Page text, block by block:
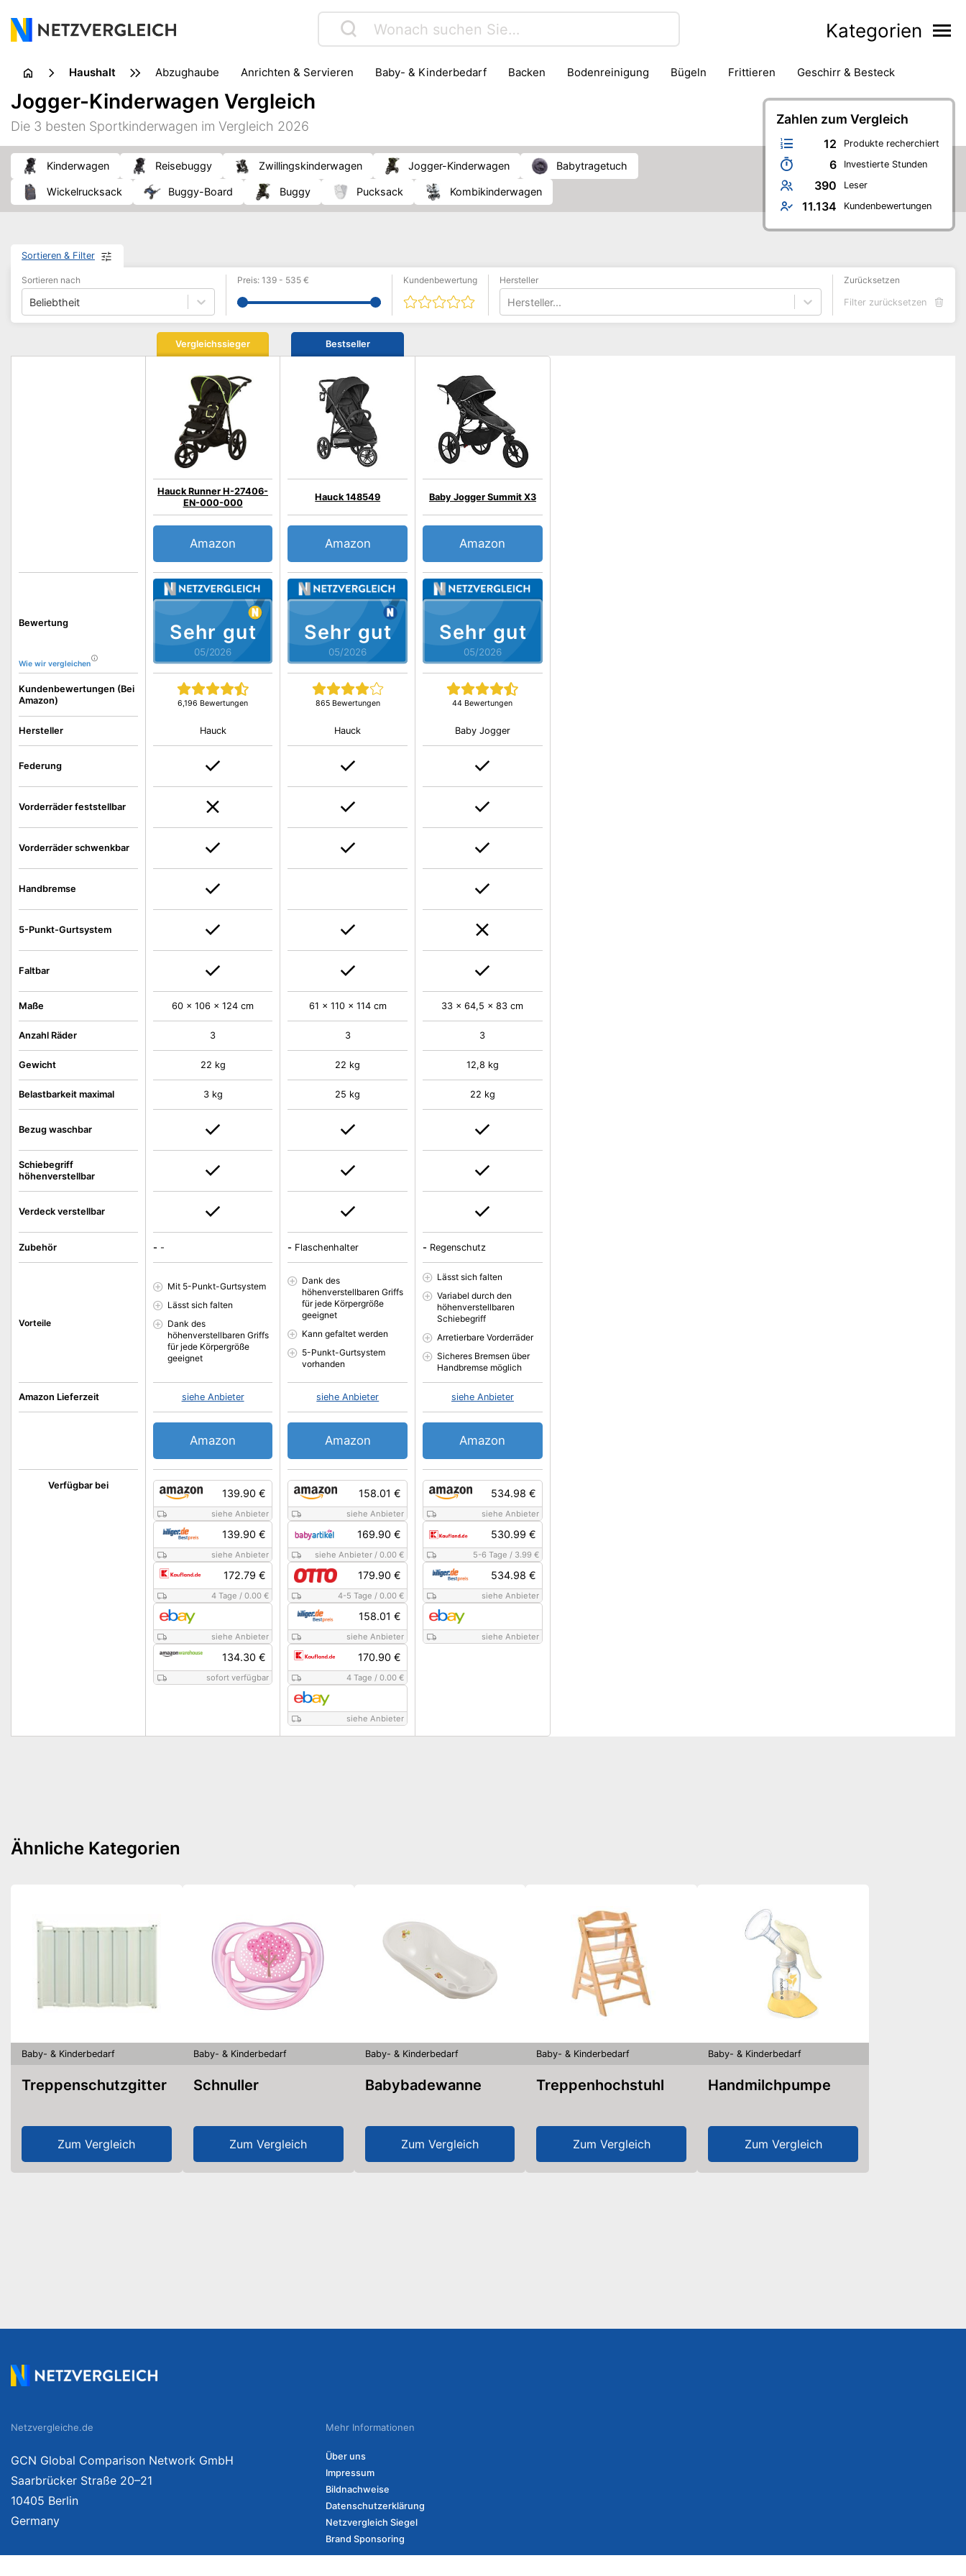
Kategorien
Haushalt Abzughaube Anrichten & Servieren Baby- & Kinderbedarf Backen Bodenreinigung Bügeln Frittieren
Geschirr & Besteck
Geschirrreinigung
Glas Kaffeezubereitung
Kanne & Karaffe
Küchenkleingerät
Küchenmühle Küchenzubehör Saftpresse & Entsafter
Schneidegerät
Zahlen zum Vergleich
12 Produkte recherchiert
6 Investierte Stunden
390 Leser
11.134 Kundenbewertungen
Jogger-Kinderwagen Vergleich
Die 3 besten Sportkinderwagen im Vergleich 2026
Kinderwagen Reisebuggy Zwillingskinderwagen Jogger-Kinderwagen Babytragetuch
Wickelrucksack Buggy-Board Buggy Pucksack Kombikinderwagen
Sortieren & Filter
Sortieren nach
Beliebtheit
Preis: 139 - 535 € Kundenbewertung Hersteller
Hersteller...
Zurücksetzen
Filter zurücksetzen
Bewertung
Wie wir vergleichen
Kundenbewertungen (Bei
Amazon)
Verfügbar bei
Hersteller
Federung
Vorderräder feststellbar
Vorderräder schwenkbar
Handbremse
5-Punkt-Gurtsystem
Faltbar
Maße
Anzahl Räder
Gewicht
Belastbarkeit maximal
Bezug waschbar
Schiebegriff
höhenverstellbar
Verdeck verstellbar
Zubehör
Vorteile
Amazon Lieferzeit
Vergleichssieger
Sehr gut
05/2026
Hauck Runner H-27406-
EN-000-000
6,196 Bewertungen
Amazon
139.90 €
siehe Anbieter
139.90 €
siehe Anbieter
172.79 €
4 Tage /0.00 €
siehe Anbieter
134.30 €
sofort verfügbar
Hauck
60 x 106 x 124 cm
3
22 kg
3 kg
- -
Mit 5-Punkt-Gurtsystem
Lässt sich falten
Dank des
höhenverstellbaren Griffs
für jede Körpergröße
geeignet
siehe Anbieter
Amazon
Bestseller
Sehr gut
05/2026
Hauck 148549
865 Bewertungen
Amazon
158.01 €
siehe Anbieter
169.90 €
siehe Anbieter /0.00 €
179.90 €
4-5 Tage /0.00 €
158.01 €
siehe Anbieter
170.90 €
4 Tage /0.00 €
siehe Anbieter
Hauck
61 x 110 x 114 cm
3
22 kg
25 kg
- Flaschenhalter
Dank des
höhenverstellbaren Griffs
für jede Körpergröße
geeignet
Kann gefaltet werden
5-Punkt-Gurtsystem
vorhanden
siehe Anbieter
Amazon
Sehr gut
05/2026
Baby Jogger Summit X3
44 Bewertungen
Amazon
534.98 €
siehe Anbieter
530.99 €
5-6 Tage / 3.99 €
534.98 €
siehe Anbieter
siehe Anbieter
Baby Jogger
33 x 64,5 x 83 cm
3
12,8 kg
22 kg
- Regenschutz
Lässt sich falten
Variabel durch den
höhenverstellbaren
Schiebegriff
Arretierbare Vorderräder
Sicheres Bremsen über
Handbremse möglich
siehe Anbieter
Amazon
Ähnliche Kategorien
Baby- & Kinderbedarf
Treppenschutzgitter
Zum Vergleich
Baby- & Kinderbedarf
Schnuller
Zum Vergleich
Baby- & Kinderbedarf
Babybadewanne
Zum Vergleich
Baby- & Kinderbedarf
Treppenhochstuhl
Zum Vergleich
Baby- & Kinderbedarf
Handmilchpumpe
Zum Vergleich
Netzvergleiche.de
GCN Global Comparison Network GmbH
Saarbrücker Straße 20–21
10405 Berlin
Germany
Mehr Informationen
Über uns
Impressum
Bildnachweise
Datenschutzerklärung
Netzvergleich Siegel
Brand Sponsoring